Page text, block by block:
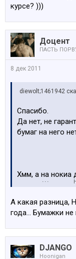
курсе? )))
Доцент
ПАСТЬ
8 дек 2011
diewolt;1461942
Спасибо.
Да нет, не
бумаг на него
Хмм, а на нокиа
курсе? )))
А какая разница,
года... Бумажки
DJANGO
Hoonigan